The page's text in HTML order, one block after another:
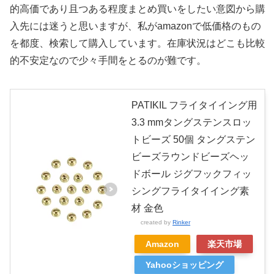
的高価であり且つある程度まとめ買いをしたい意図から購
入先には迷うと思いますが、私がamazonで低価格のもの
を都度、検索して購入しています。在庫状況はどこも比較
的不安定なので少々手間をとるのが難です。
PATIKIL フライタイイング用
3.3 mmタングステンスロッ
トビーズ 50個 タングステン
ビーズラウンドビーズヘッ
ドボール ジグフックフィッ
シングフライタイイング素
材 金色
created by Rinker
Amazon 楽天市場
Yahooショッピング